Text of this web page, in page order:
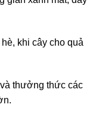
khi cây cho quả
thưởng thức các